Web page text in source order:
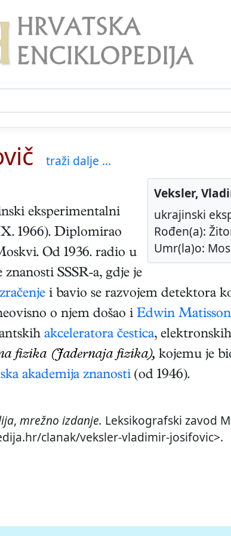
traži dalje ...
Veksler,
ukrajinski
Rođen(a):
Umr(la)o:
eksperimentalni
1966). Diplomirao
Od 1936. radio u
SSSR-a, gdje je
i bavio se razvojem detektora
o njem došao i Edwin
akceleratora čestica,
fizika (Jadernaja fizika), kojemu je
akademija znanosti (od 1946).
, mrežno izdanje. Leksikografski zavod
clanak/veksler-vladimir-josifovic>.